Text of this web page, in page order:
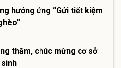
hưởng ứng “Gửi tiết kiệm
thăm, chúc mừng cơ sở